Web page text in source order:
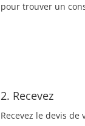
pour trouver un
2. Recevez
Recevez le devis